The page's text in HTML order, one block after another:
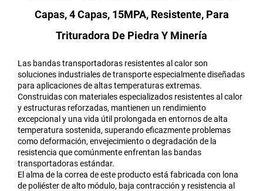
Capas, 4 Capas, 15MPA, Resistente, Para
Trituradora De Piedra Y Minería
Las bandas transportadoras resistentes al calor son
soluciones industriales de transporte especialmente diseñadas
para aplicaciones de altas temperaturas extremas.
Construidas con materiales especializados resistentes al calor
y estructuras reforzadas, mantienen un rendimiento
excepcional y una vida útil prolongada en entornos de alta
temperatura sostenida, superando eficazmente problemas
como deformación, envejecimiento o degradación de la
resistencia que comúnmente enfrentan las bandas
transportadoras estándar.
El alma de la correa de este producto está fabricada con lona
de poliéster de alto módulo, baja contracción y resistencia al